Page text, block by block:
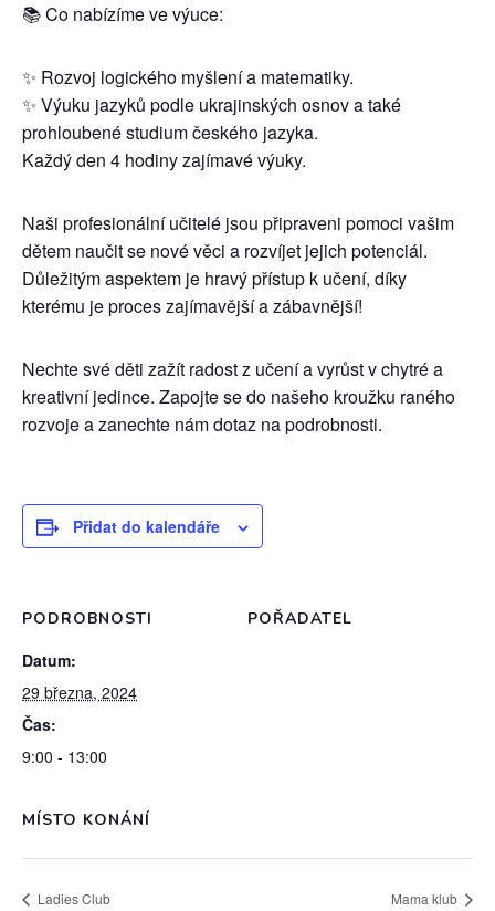
📚 Co nabízíme ve výuce:
✨ Rozvoj logického myšlení a matematiky.
✨ Výuku jazyků podle ukrajinských osnov a také
prohloubené studium českého jazyka.
Každý den 4 hodiny zajímavé výuky.
Naši profesionální učitelé jsou připraveni pomoci vašim
dětem naučit se nové věci a rozvíjet jejich potenciál.
Důležitým aspektem je hravý přístup k učení, díky
kterému je proces zajímavější a zábavnější!
Nechte své děti zažít radost z učení a vyrůst v chytré a
kreativní jedince. Zapojte se do našeho kroužku raného
rozvoje a zanechte nám dotaz na podrobnosti.
Přidat do kalendáře
PODROBNOSTI
Datum:
29 března, 2024
Čas:
9:00 - 13:00
POŘADATEL
MÍSTO KONÁNÍ
Ladies Club Mama klub